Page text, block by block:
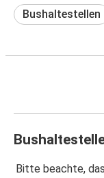
Bushaltestellen
Bitte beachte,